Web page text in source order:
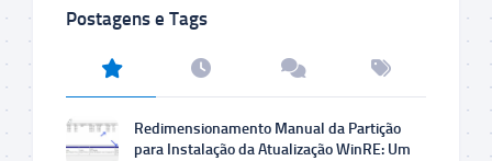
Postagens e Tags
Redimensionamento Manual da Partição
para Instalação da Atualização WinRE: Um